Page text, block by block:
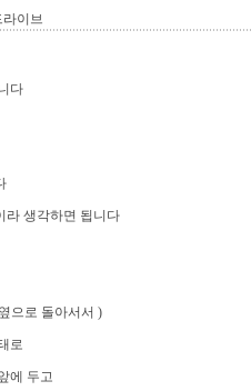
이브
다
라 생각하면 됩니다
으로 돌아서서 )
로
에 두고